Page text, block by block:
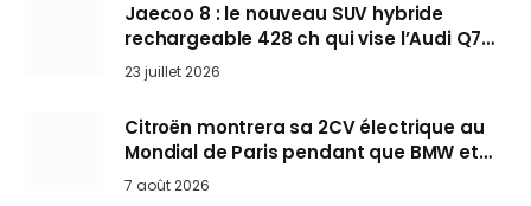
Jaecoo 8 : le nouveau SUV hybride
rechargeable 428 ch qui vise l’Audi Q7
arrive en Europe cet automne
23 juillet 2026
Citroën montrera sa 2CV électrique au
Mondial de Paris pendant que BMW et
Mini désertent le salon
7 août 2026